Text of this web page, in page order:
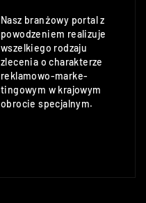
Nasz branżowy portal z
powodzeniem realizuje
wszelkiego rodzaju
zlecenia o charakterze
reklamowo-marke-
tingowym w krajowym
obrocie specjalnym.